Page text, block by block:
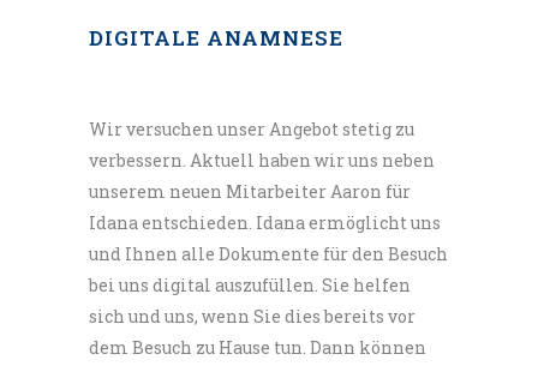
https://www.gpau.de/elternratgeber/
Neuss – Kooperationspartner im Bereich
https://rheinlandklinikum.de/lukasneuss/
und-jugendmedizin
Dokumente Downloads
DIGITALE ANAMNESE
Wir versuchen unser Angebot stetig zu
verbessern. Aktuell haben wir uns neben
unserem neuen Mitarbeiter Aaron für
Idana entschieden. Idana ermöglicht uns
und Ihnen alle Dokumente für den Besuch
bei uns digital auszufüllen. Sie helfen
sich und uns, wenn Sie dies bereits vor
dem Besuch zu Hause tun. Dann können